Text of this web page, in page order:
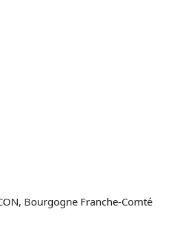
Bourgogne Franche-Comté